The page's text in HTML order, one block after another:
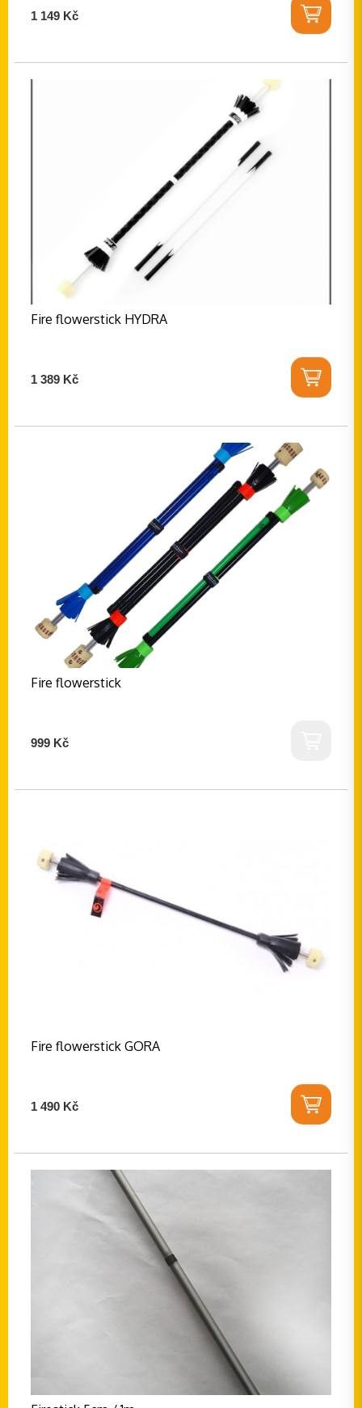
1 149 Kč
Fire flowerstick HYDRA
1 389 Kč
Fire flowerstick
999 Kč
Fire flowerstick GORA
1 490 Kč